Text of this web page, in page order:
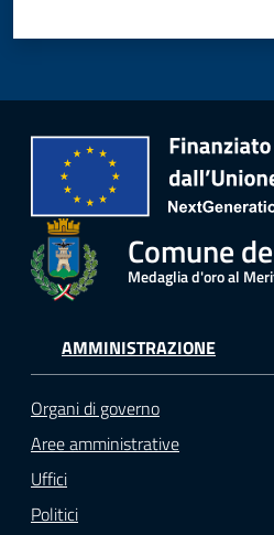
Comune
Medaglia d'oro al
AMMINISTRAZIONE
Organi di governo
Aree amministrative
Uffici
Politici